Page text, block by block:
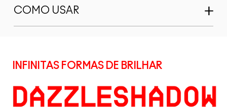
COMO USAR
INFINITAS FORMAS DE BRILHAR